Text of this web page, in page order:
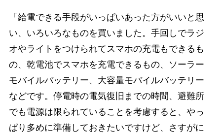
「給電できる手段がいっぱいあった方がいいと思
い、いろいろなものを買いました。手回しでラジ
オやライトをつけられてスマホの充電もできるも
の、乾電池でスマホを充電できるもの、ソーラー
モバイルバッテリー、大容量モバイルバッテリー
などです。停電時の電気復旧までの時間、避難所
でも電源は限られていることを考慮すると、やっ
ぱり多めに準備しておきたいですけど、さすがに